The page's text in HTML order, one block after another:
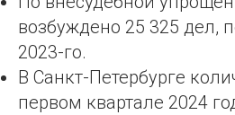
возбуждено 25 325 дел,
2023-го.
В Санкт-Петербурге
первом квартале 2024